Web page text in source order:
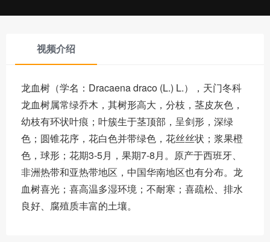
视频介绍
龙血树（学名：Dracaena draco (L.) L.），天门冬科
龙血树属常绿乔木，其树形高大，分枝，茎皮灰色，
幼枝有环状叶痕；叶簇生于茎顶部，呈剑形，深绿
色；圆锥花序，花白色并带绿色，花丝丝状；浆果橙
色，球形；花期3-5月，果期7-8月。原产于西班牙、
非洲热带和亚热带地区，中国华南地区也有分布。龙
血树喜光；喜高温多湿环境；不耐寒；喜疏松、排水
良好、腐殖质丰富的土壤。